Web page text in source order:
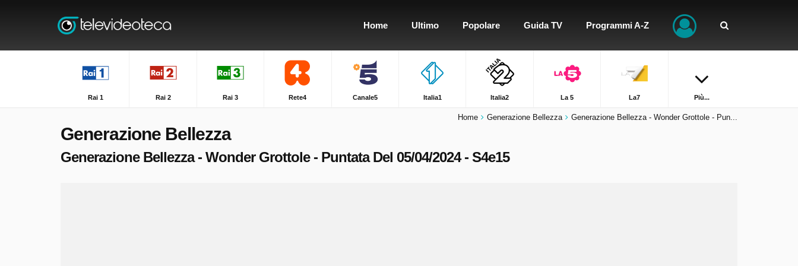
Home Ultimo Popolare Guida TV Programmi A-Z
Rai 1 Rai 2 Rai 3 Rete4 Canale5 Italia1 Italia2 La 5 La7 Più...
Home Generazione Bellezza Generazione Bellezza - Wonder Grottole - Pun...
Generazione Bellezza
Generazione Bellezza - Wonder Grottole - Puntata Del 05/04/2024 - S4e15